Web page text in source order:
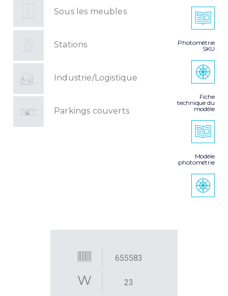
Sous les meubles
Stations
Industrie/Logistique
Parkings couverts
Photométrie
SKU
Fiche
technique du
modèle
Modèle
photométrie
655583
23